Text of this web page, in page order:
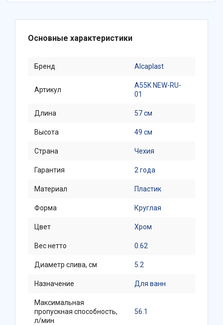
Основные характеристики
Бренд Alcaplast
Артикул
A55K NEW-RU-
01
Длина 57 см
Высота 49 см
Страна Чехия
Гарантия 2 года
Материал Пластик
Форма Круглая
Цвет Хром
Вес нетто 0.62
Диаметр слива, см 5.2
Назначение Для ванн
Максимальная
пропускная способность,
л/мин
56.1